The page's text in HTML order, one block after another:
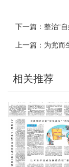
下一篇： 整治“
上一篇： 为党而
相关推荐